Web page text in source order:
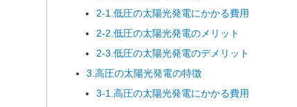
2-1.低圧の太陽光発電にかかる費用
2-2.低圧の太陽光発電のメリット
2-3.低圧の太陽光発電のデメリット
3.高圧の太陽光発電の特徴
3-1.高圧の太陽光発電にかかる費用